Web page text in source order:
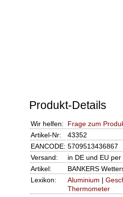
Produkt-Details
Wir helfen:
Frage zum
Artikel-Nr:
43352
EANCODE: 5709513436867
Versand:
in DE und EU per
Artikel:
BANKERS
Lexikon:
Aluminium |
Thermometer